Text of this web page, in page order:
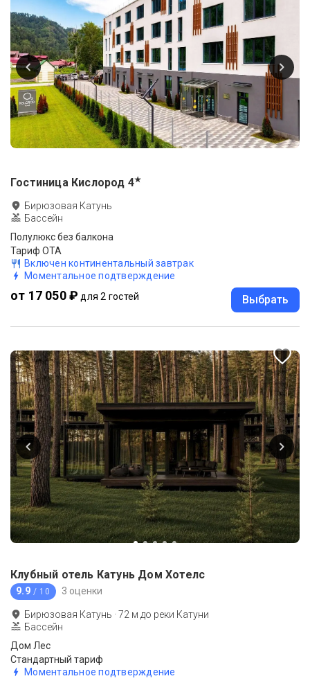
Гостиница Кислород 4★
Бирюзовая Катунь
Бассейн
Полулюкс без балкона
Тариф ОТА
Включен континентальный завтрак
Моментальное подтверждение
от 17 050 ₽ для 2 гостей Выбрать
Клубный отель Катунь Дом Хотелс
9.9 / 10 3 оценки
Бирюзовая Катунь ·72 м до реки Катуни
Бассейн
Дом Лес
Стандартный тариф
Моментальное подтверждение